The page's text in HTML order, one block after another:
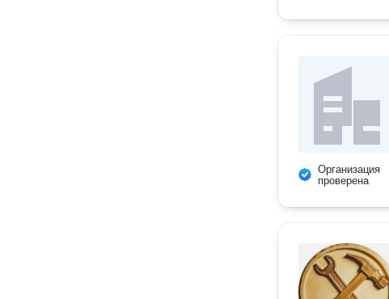
Организация
проверена